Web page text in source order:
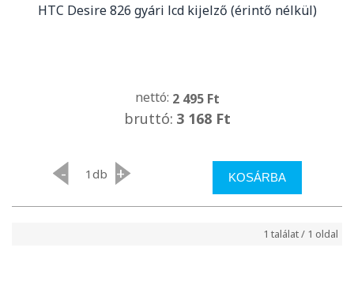
HTC Desire 826 gyári lcd kijelző (érintő nélkül)
nettó: 2 495 Ft
bruttó: 3 168 Ft
- db + KOSÁRBA
1 találat / 1 oldal